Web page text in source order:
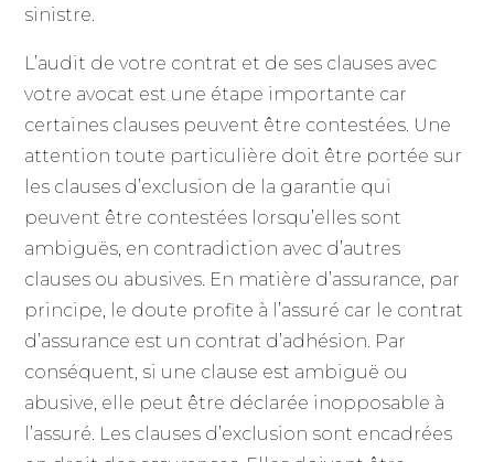
sinistre.
L’audit de votre contrat et de ses clauses avec
votre avocat est une étape importante car
certaines clauses peuvent être contestées. Une
attention toute particulière doit être portée sur
les clauses d’exclusion de la garantie qui
peuvent être contestées lorsqu’elles sont
ambiguës, en contradiction avec d’autres
clauses ou abusives. En matière d’assurance, par
principe, le doute profite à l’assuré car le contrat
d’assurance est un contrat d’adhésion. Par
conséquent, si une clause est ambiguë ou
abusive, elle peut être déclarée inopposable à
l’assuré. Les clauses d’exclusion sont encadrées